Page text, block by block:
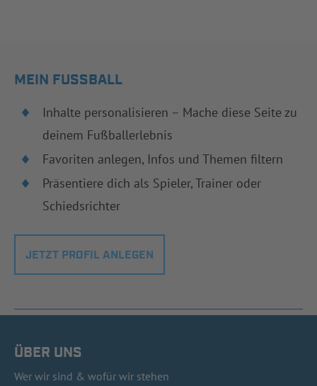
MEIN FUSSBALL
Inhalte personalisieren – Mache diese Seite zu
deinem Fußballerlebnis
Favoriten anlegen, Infos und Themen filtern
Präsentiere dich als Spieler, Trainer oder
Schiedsrichter
JETZT PROFIL ANLEGEN
ÜBER UNS
Wer wir sind & wofür wir stehen